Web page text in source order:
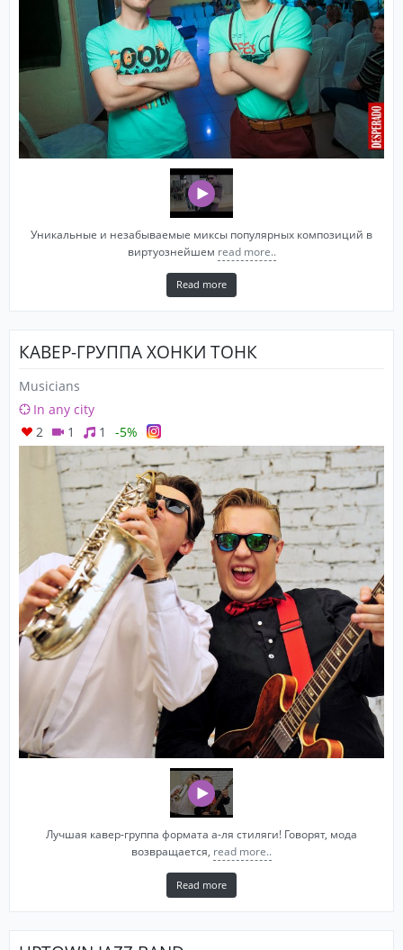
Уникальные и незабываемые миксы популярных композиций в
виртуознейшем read more..
Read more
КАВЕР-ГРУППА ХОНКИ ТОНК
Musicians
In any city
2
1 1 -5%
Лучшая кавер-группа формата а-ля стиляги! Говорят, мода
возвращается, read more..
Read more